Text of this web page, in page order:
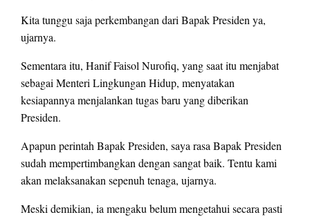
Kita tunggu saja perkembangan dari Bapak Presiden ya,
ujarnya.
Sementara itu, Hanif Faisol Nurofiq, yang saat itu menjabat
sebagai Menteri Lingkungan Hidup, menyatakan
kesiapannya menjalankan tugas baru yang diberikan
Presiden.
Apapun perintah Bapak Presiden, saya rasa Bapak Presiden
sudah mempertimbangkan dengan sangat baik. Tentu kami
akan melaksanakan sepenuh tenaga, ujarnya.
Meski demikian, ia mengaku belum mengetahui secara pasti